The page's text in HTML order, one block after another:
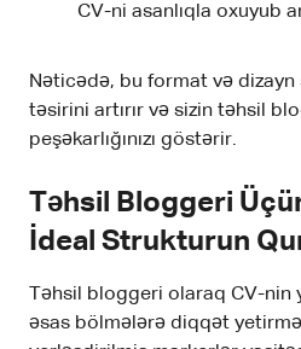
CV-ni asanlıqla oxuyub
Nəticədə, bu format və
təsirini artırır və sizin təhsil
peşəkarlığınızı göstərir.
Təhsil Bloggeri
İdeal Strukturun
Təhsil bloggeri olaraq CV-nin
əsas bölmələrə diqqət